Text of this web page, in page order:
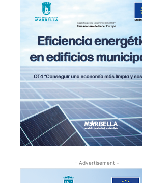
- Advertisement -